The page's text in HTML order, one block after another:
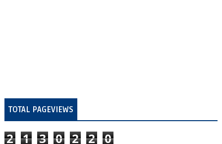
TOTAL PAGEVIEWS
2 1 3 0 2 2 0